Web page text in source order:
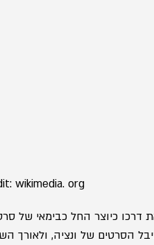
Credit: wikimedia. org
הסרטים של ונציה, ולאורך